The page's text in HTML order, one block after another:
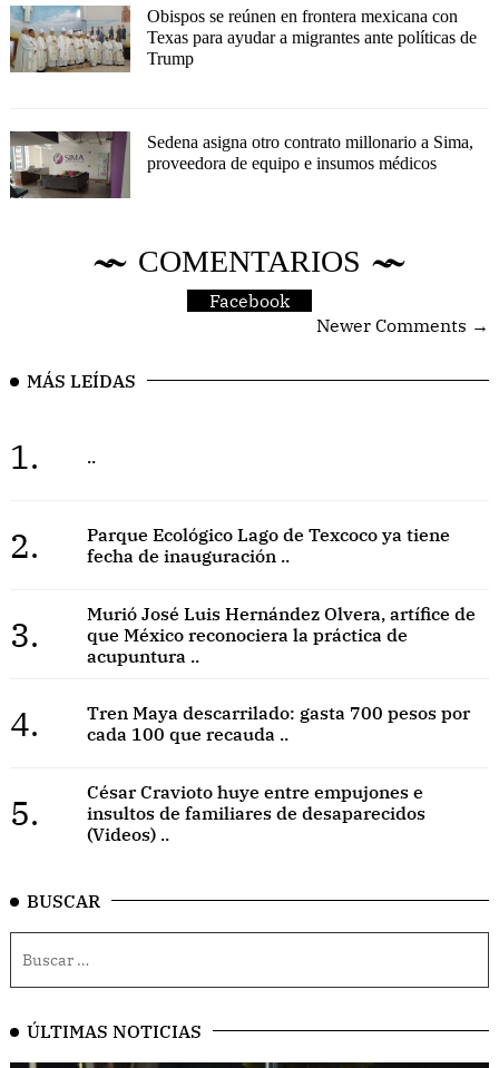
Obispos se reúnen en frontera mexicana con
Texas para ayudar a migrantes ante políticas de
Trump
Sedena asigna otro contrato millonario a Sima,
proveedora de equipo e insumos médicos
COMENTARIOS
Facebook
Newer Comments →
MÁS LEÍDAS
1. ..
2.
Parque Ecológico Lago de Texcoco ya tiene
fecha de inauguración ..
3.
Murió José Luis Hernández Olvera, artífice de
que México reconociera la práctica de
acupuntura ..
4.
Tren Maya descarrilado: gasta 700 pesos por
cada 100 que recauda ..
5.
César Cravioto huye entre empujones e
insultos de familiares de desaparecidos
(Videos) ..
BUSCAR
ÚLTIMAS NOTICIAS